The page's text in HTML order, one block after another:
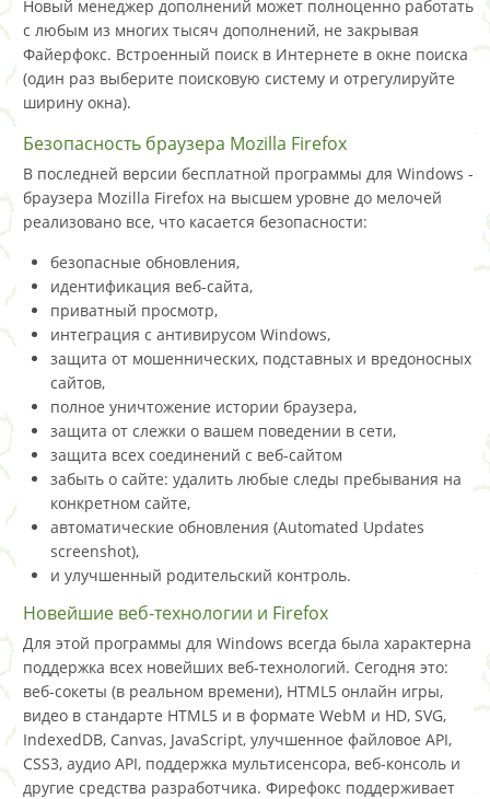
Новый менеджер дополнений может полноценно работать
с любым из многих тысяч дополнений, не закрывая
Файерфокс. Встроенный поиск в Интернете в окне поиска
(один раз выберите поисковую систему и отрегулируйте
ширину окна).
Безопасность браузера Mozilla Firefox
В последней версии бесплатной программы для Windows -
браузера Mozilla Firefox на высшем уровне до мелочей
реализовано все, что касается безопасности:
безопасные обновления,
идентификация веб-сайта,
приватный просмотр,
интеграция с антивирусом Windows,
защита от мошеннических, подставных и вредоносных
сайтов,
полное уничтожение истории браузера,
защита от слежки о вашем поведении в сети,
защита всех соединений с веб-сайтом
забыть о сайте: удалить любые следы пребывания на
конкретном сайте,
автоматические обновления (Automated Updates
screenshot),
и улучшенный родительский контроль.
Новейшие веб-технологии и Firefox
Для этой программы для Windows всегда была характерна
поддержка всех новейших веб-технологий. Сегодня это:
веб-сокеты (в реальном времени), HTML5 онлайн игры,
видео в стандарте HTML5 и в формате WebM и HD, SVG,
IndexedDB, Canvas, JavaScript, улучшенное файловое API,
CSS3, аудио API, поддержка мультисенсора, веб-консоль и
другие средства разработчика. Фирефокс поддерживает